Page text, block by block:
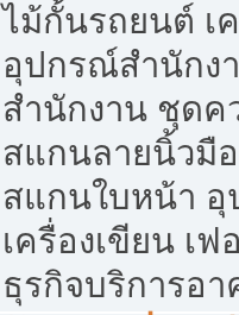
ไม้กั้นรถยนต์ เ
อุปกรณ์สำนักง
สำนักงาน ชุดค
สแกนลายนิ้วมื
สแกนใบหน้า
เครื่องเขียน เ
ธุรกิจบริการอ